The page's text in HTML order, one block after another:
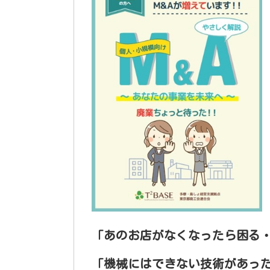
「あのお店がなくなったら困る
「機械にはできない技術があっ